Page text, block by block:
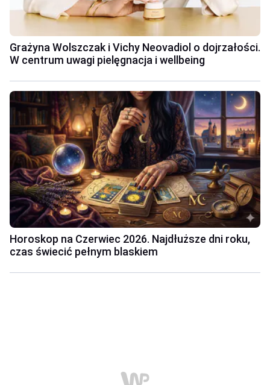
Grażyna Wolszczak i Vichy Neovadiol o dojrzałości.
W centrum uwagi pielęgnacja i wellbeing
Horoskop na Czerwiec 2026. Najdłuższe dni roku,
czas świecić pełnym blaskiem